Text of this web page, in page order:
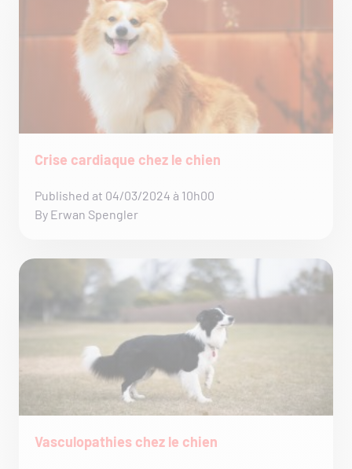
Crise cardiaque chez le chien
Published at 04/03/2024 à 10h00
By Erwan Spengler
Vasculopathies chez le chien